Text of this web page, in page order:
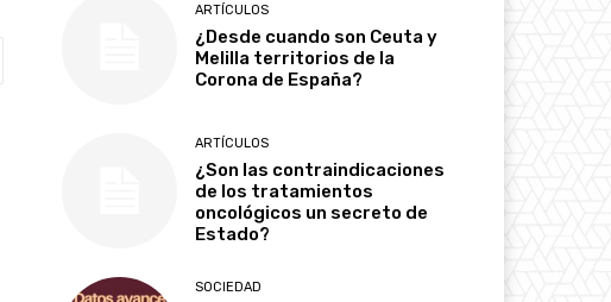
ARTÍCULOS
¿Desde cuando son Ceuta y
Melilla territorios de la
Corona de España?
ARTÍCULOS
¿Son las contraindicaciones
de los tratamientos
oncológicos un secreto de
Estado?
SOCIEDAD